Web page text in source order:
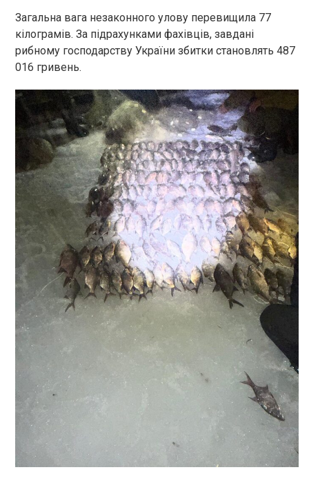
Загальна вага незаконного улову перевищила 77
кілограмів. За підрахунками фахівців, завдані
рибному господарству України збитки становлять 487
016 гривень.